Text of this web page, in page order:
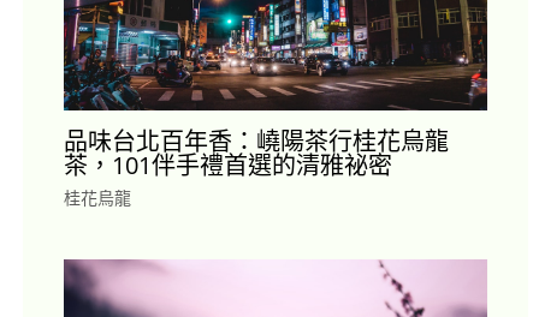
品味台北百年香：嶢陽茶行桂花烏龍
茶，101伴手禮首選的清雅祕密
桂花烏龍